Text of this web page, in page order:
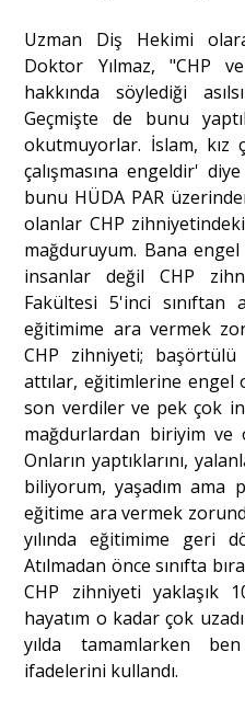
Uzman Diş Hekimi
Doktor Yılmaz, "CHP
hakkında söylediği
Geçmişte de bunu
okutmuyorlar. İslam, kız
çalışmasına engeldir'
bunu HÜDA PAR
olanlar CHP
mağduruyum. Bana
insanlar değil CHP
Fakültesi 5'inci sınıftan
eğitimime ara vermek
CHP zihniyeti;
attılar, eğitimlerine engel
son verdiler ve pek çok
mağdurlardan biriyim ve
Onların yaptıklarını,
biliyorum, yaşadım ama
eğitime ara vermek
yılında eğitimime geri
Atılmadan önce sınıfta
CHP zihniyeti yaklaşık
hayatım o kadar çok
yılda tamamlarken
ifadelerini kullandı.